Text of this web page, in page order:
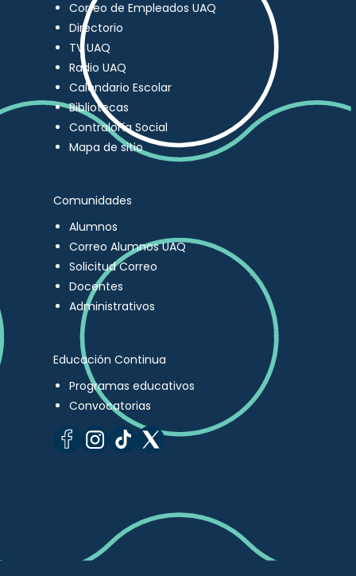
Correo de Empleados UAQ
Directorio
TV UAQ
Radio UAQ
Calendario Escolar
Bibliotecas
Contraloría Social
Mapa de sitio
Comunidades
Alumnos
Correo Alumnos UAQ
Solicitud Correo
Docentes
Administrativos
Educación Continua
Programas educativos
Convocatorias